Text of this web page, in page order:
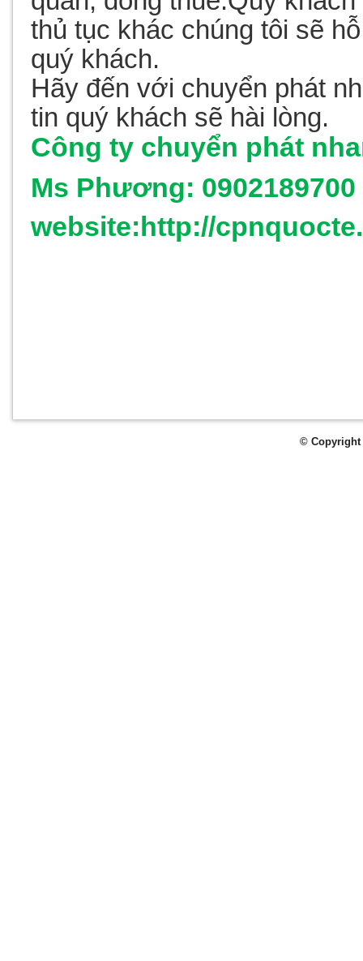
thủ tục khác chúng tôi sẽ
quý khách.
Hãy đến với chuyển phát
tin quý khách sẽ hài lòng.
Công ty chuyển phát
Ms Phương:
website:http://
© Copyright